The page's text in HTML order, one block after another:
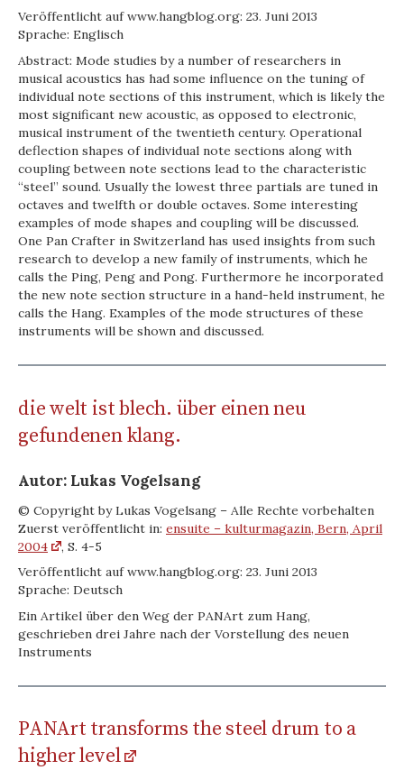
Veröffentlicht auf www.hangblog.org: 23. Juni 2013
Sprache: Englisch
Abstract: Mode studies by a number of researchers in
musical acoustics has had some influence on the tuning of
individual note sections of this instrument, which is likely the
most significant new acoustic, as opposed to electronic,
musical instrument of the twentieth century. Operational
deflection shapes of individual note sections along with
coupling between note sections lead to the characteristic
“steel” sound. Usually the lowest three partials are tuned in
octaves and twelfth or double octaves. Some interesting
examples of mode shapes and coupling will be discussed.
One Pan Crafter in Switzerland has used insights from such
research to develop a new family of instruments, which he
calls the Ping, Peng and Pong. Furthermore he incorporated
the new note section structure in a hand-held instrument, he
calls the Hang. Examples of the mode structures of these
instruments will be shown and discussed.
die welt ist blech. über einen neu
gefundenen klang.
Autor: Lukas Vogelsang
© Copyright by Lukas Vogelsang – Alle Rechte vorbehalten
Zuerst veröffentlicht in: ensuite – kulturmagazin, Bern, April
2004
, S. 4-5
Veröffentlicht auf www.hangblog.org: 23. Juni 2013
Sprache: Deutsch
Ein Artikel über den Weg der PANArt zum Hang,
geschrieben drei Jahre nach der Vorstellung des neuen
Instruments
PANArt transforms the steel drum to a
higher level